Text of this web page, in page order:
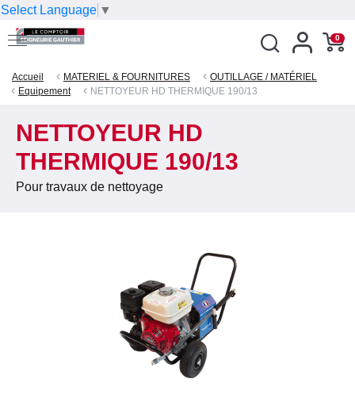
Select Language ▼
0
Accueil MATERIEL & FOURNITURES
OUTILLAGE / MATÉRIEL
Equipement
NETTOYEUR HD THERMIQUE 190/13
NETTOYEUR HD
THERMIQUE 190/13
Pour travaux de nettoyage